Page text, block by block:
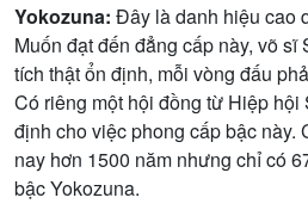
Yokozuna: Đây là danh hiệu cao
Muốn đạt đến đẳng cấp này, võ sĩ
tích thật ổn định, mỗi vòng đấu
Có riêng một hội đồng từ Hiệp
định cho việc phong cấp bậc này.
nay hơn 1500 năm nhưng chỉ có
bậc Yokozuna.